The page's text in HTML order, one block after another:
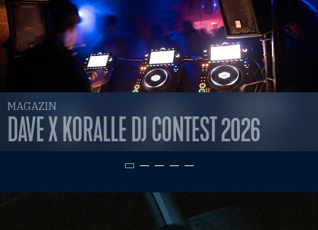
MAGAZIN
DAVE X KORALLE DJ CONTEST 2026